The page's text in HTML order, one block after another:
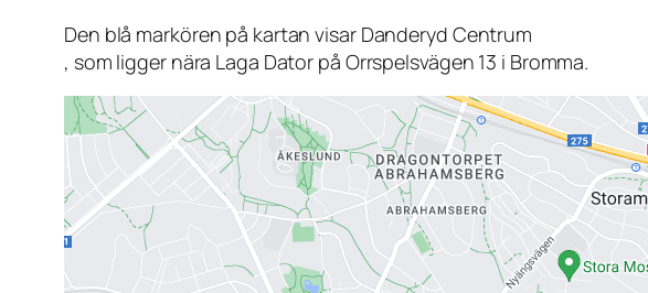
Den blå markören på kartan visar Danderyd Centrum
, som ligger nära Laga Dator på Orrspelsvägen 13 i Bromma.